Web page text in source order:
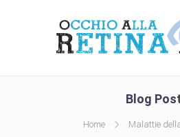
Blog
Home Malattie